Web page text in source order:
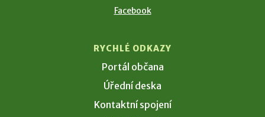
Facebook
RYCHLÉ ODKAZY
Portál občana
Úřední deska
Kontaktní spojení